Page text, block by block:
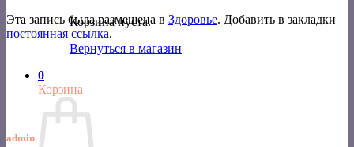
Корзина пуста.
Вернуться в магазин
0
Корзина
Эта запись была размещена в Здоровье. Добавить в закладки
постоянная ссылка.
admin